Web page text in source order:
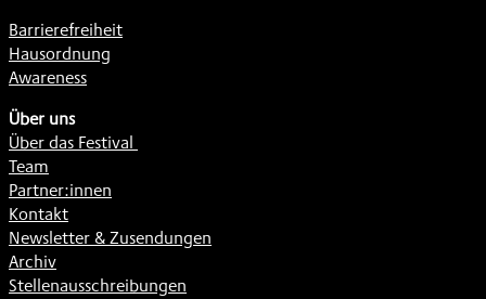
Barrierefreiheit
Hausordnung
Awareness
Über uns
Über das Festival
Team
Partner:innen
Kontakt
Newsletter & Zusendungen
Archiv
Stellenausschreibungen